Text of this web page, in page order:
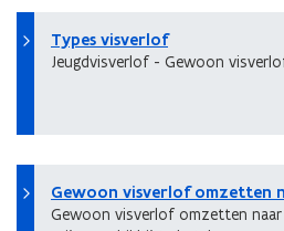
Types visverlof
Jeugdvisverlof - Gewoon
Gewoon visverlof omzetten
Gewoon visverlof omzetten